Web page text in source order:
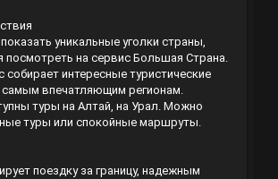
уникальные уголки страны,
посмотреть на сервис Большая Страна.
интересные туристические
впечатляющим регионам.
туры на Алтай, на Урал. Можно
туры или спокойные маршруты.
поездку за границу, надежным